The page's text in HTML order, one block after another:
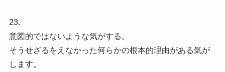
23.
意図的ではないような気がする。
そうせざるをえなかった何らかの根本的理由がある気が
します。